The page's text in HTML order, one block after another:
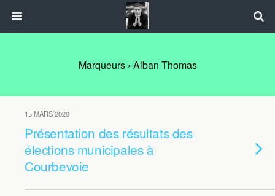
Marqueurs › Alban Thomas
15 MARS 2020
Présentation des résultats des
élections municipales à
Courbevoie